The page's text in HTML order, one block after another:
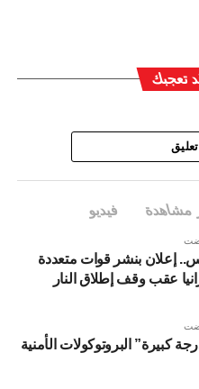
تعجبك
مشاهدة فيديو
إعلان بنشر قوات متعددة
عقب وقف إطلاق النار
كبيرة” البروتوكولات الأمنية